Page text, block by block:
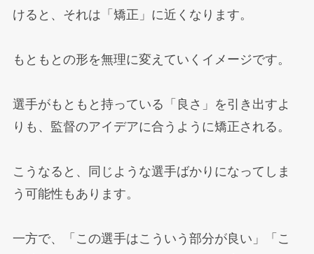
けると、それは「矯正」に近くなります。
もともとの形を無理に変えていくイメージです。
選手がもともと持っている「良さ」を引き出すよ
りも、監督のアイデアに合うように矯正される。
こうなると、同じような選手ばかりになってしま
う可能性もあります。
一方で、「この選手はこういう部分が良い」「こ